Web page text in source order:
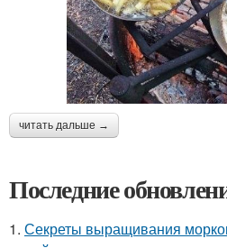
читать дальше →
Последние
1. Секреты выращивания